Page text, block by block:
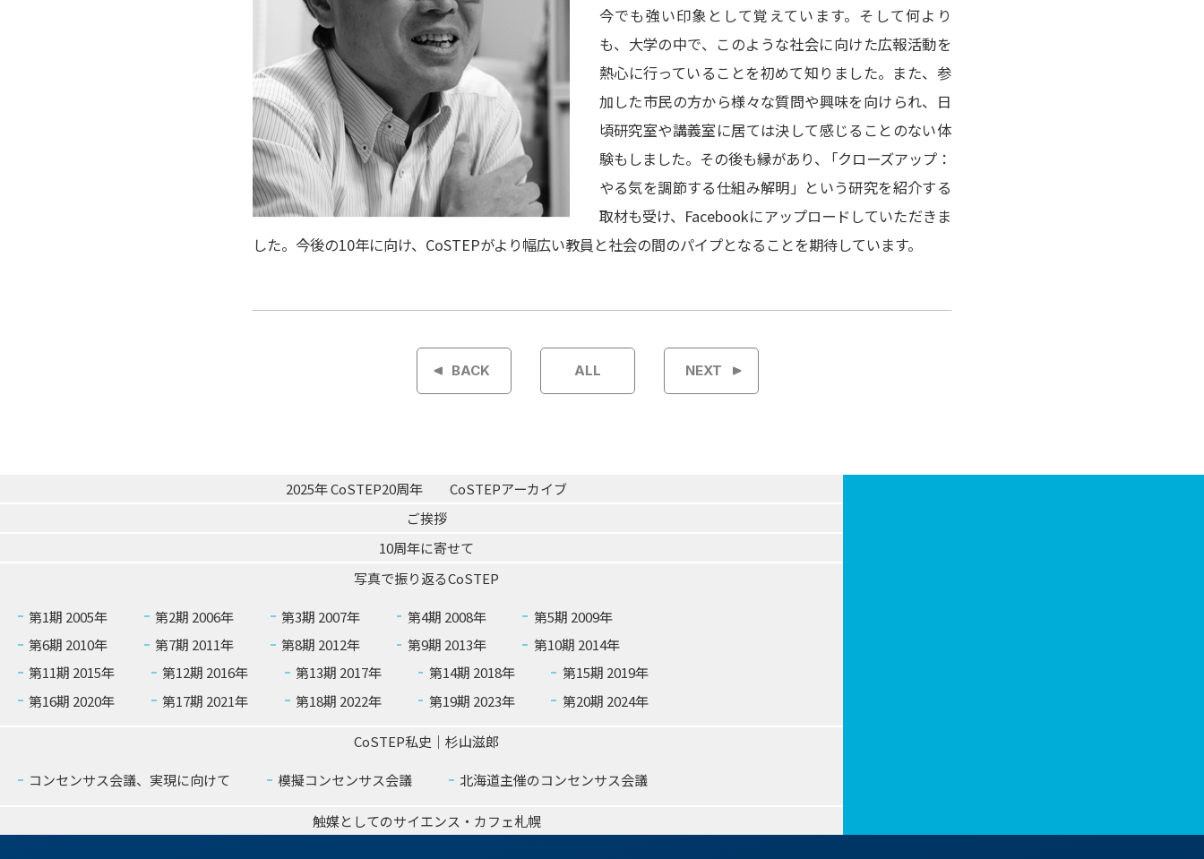
今でも強い印象として覚えています。そして何より
も、大学の中で、このような社会に向けた広報活動を
熱心に行っていることを初めて知りました。また、参
加した市民の方から様々な質問や興味を向けられ、日
頃研究室や講義室に居ては決して感じることのない体
験もしました。その後も縁があり、 「クローズアップ：
やる気を調節する仕組み解明」という研究を紹介する
取材も受け、Facebookにアップロードしていただきま
した。今後の10年に向け、CoSTEPがより幅広い教員と社会の間のパイプとなることを期待しています。
投
ョ
ン
BACK ALL NEXT
2025年 CoSTEP20周年　　CoSTEPアーカイブ
ご挨拶
10周年に寄せて
写真で振り返るCoSTEP
第1期 2005年 第2期 2006年 第3期 2007年 第4期 2008年
第5期 2009年
第6期 2010年
第7期 2011年 第8期 2012年 第9期 2013年
第10期 2014年
第11期 2015年
第12期 2016年 第13期 2017年 第14期 2018年
第15期 2019年
第16期 2020年
第17期 2021年 第18期 2022年 第19期 2023年 第20期 2024年
CoSTEP私史｜杉山滋郎
コンセンサス会議、実現に向けて 模擬コンセンサス会議 北海道主催のコンセンサス会議
触媒としてのサイエンス・カフェ札幌